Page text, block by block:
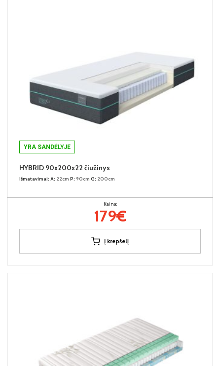
YRA SANDĖLYJE
HYBRID 90x200x22 čiužinys
Išmatavimai: A: 22cm P: 90cm G: 200cm
Kaina:
179€
Į krepšelį